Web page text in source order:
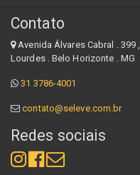
Contato
Avenida Álvares Cabral . 399 ,
Lourdes . Belo Horizonte . MG
31 3786-4001
contato@seleve.com.br
Redes sociais